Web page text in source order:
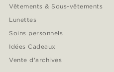
Vêtements & Sous-vêtements
Lunettes
Soins personnels
Idées Cadeaux
Vente d'archives